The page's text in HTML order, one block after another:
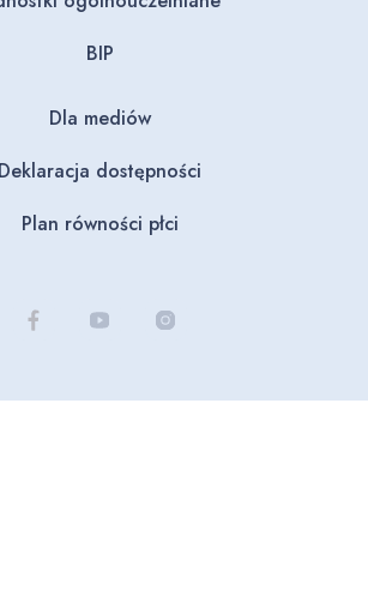
BIP
Dla mediów
Deklaracja dostępności
Plan równości płci